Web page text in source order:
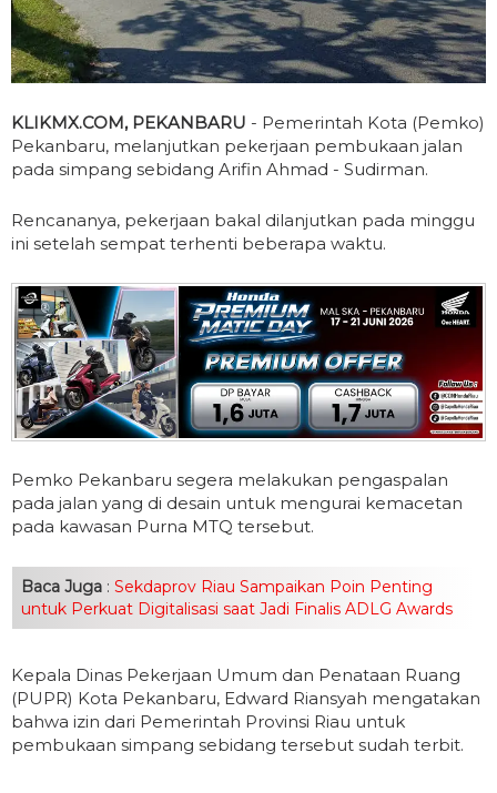
KLIKMX.COM, PEKANBARU - Pemerintah Kota (Pemko)
Pekanbaru, melanjutkan pekerjaan pembukaan jalan
pada simpang sebidang Arifin Ahmad - Sudirman.
Rencananya, pekerjaan bakal dilanjutkan pada minggu
ini setelah sempat terhenti beberapa waktu.
Pemko Pekanbaru segera melakukan pengaspalan
pada jalan yang di desain untuk mengurai kemacetan
pada kawasan Purna MTQ tersebut.
Baca Juga : Sekdaprov Riau Sampaikan Poin Penting
untuk Perkuat Digitalisasi saat Jadi Finalis ADLG Awards
Kepala Dinas Pekerjaan Umum dan Penataan Ruang
(PUPR) Kota Pekanbaru, Edward Riansyah mengatakan
bahwa izin dari Pemerintah Provinsi Riau untuk
pembukaan simpang sebidang tersebut sudah terbit.